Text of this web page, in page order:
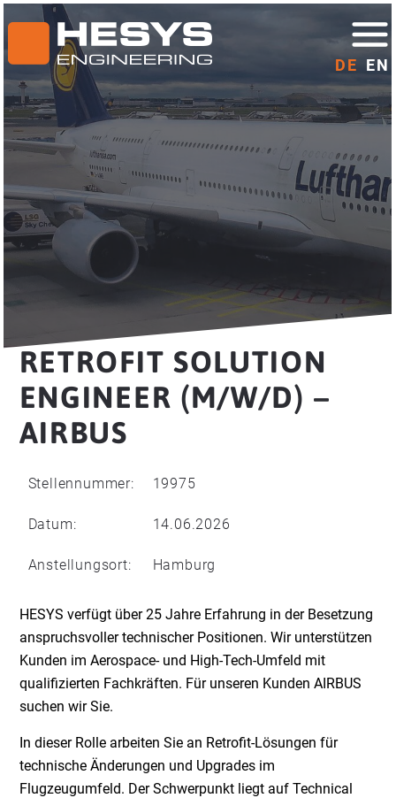
DE EN
RETROFIT SOLUTION
ENGINEER (M/W/D) –
AIRBUS
Stellennummer: 19975
Datum: 14.06.2026
Anstellungsort: Hamburg
HESYS verfügt über 25 Jahre Erfahrung in der Besetzung
anspruchsvoller technischer Positionen. Wir unterstützen
Kunden im Aerospace- und High-Tech-Umfeld mit
qualifizierten Fachkräften. Für unseren Kunden AIRBUS
suchen wir Sie.
In dieser Rolle arbeiten Sie an Retrofit-Lösungen für
technische Änderungen und Upgrades im
Flugzeugumfeld. Der Schwerpunkt liegt auf Technical